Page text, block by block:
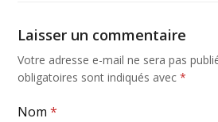
Laisser un commentaire
Votre adresse e-mail ne sera pas
obligatoires sont indiqués avec*
Nom*